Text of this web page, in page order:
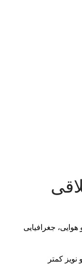
جغرافیایی
کمتر